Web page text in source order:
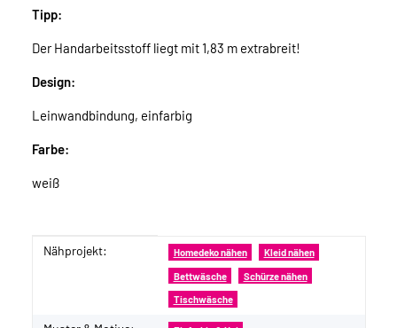
Tipp:
Der Handarbeitsstoff liegt mit 1,83 m extrabreit!
Design:
Leinwandbindung, einfarbig
Farbe:
weiß
Produkteigenschaft
Wert
Nähprojekt: Homedeko nähen Kleid nähen
Bettwäsche Schürze nähen
Tischwäsche